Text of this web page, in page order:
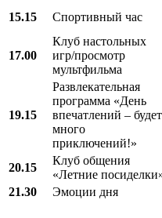
15.15
Спортивный час
17.00
Клуб настольных
игр/просмотр
мультфильма
19.15
Развлекательная
программа «День
впечатлений – будет
много
приключений!»
20.15
Клуб общения
«Летние
21.30
Эмоции дня